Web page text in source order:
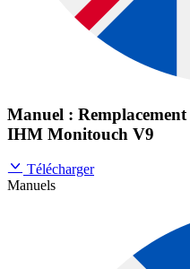
Manuel :
IHM Monitouch V9
Télécharger
Manuels